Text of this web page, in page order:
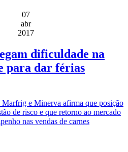
07
abr
2017
dificuldade na
para dar férias
Marfrig e Minerva afirma que posição
de risco e que retorno ao mercado
nas vendas de carnes